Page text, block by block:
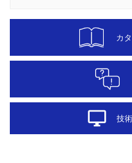
カ
desktop_windows 技